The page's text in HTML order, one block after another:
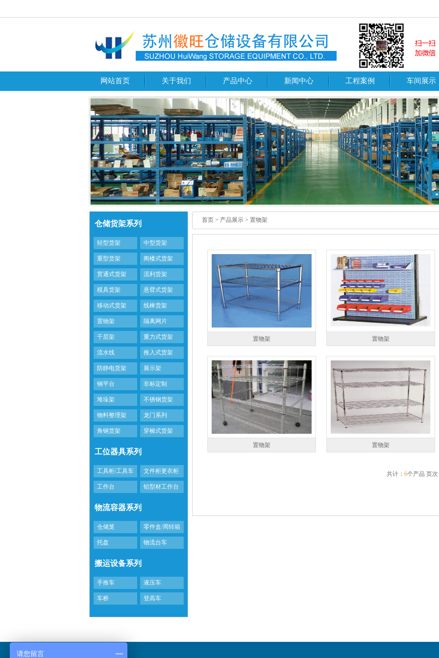
网站首页 关于我们 产品中心 新闻中心 工程案例 车间展示
仓储货架系列
轻型货架 中型货架
重型货架 阁楼式货架
贯通式货架 流利货架
模具货架 悬臂式货架
移动式货架 线棒货架
置物架 隔离网片
千层架 重力式货架
流水线 推入式货架
防静电货架 展示架
钢平台 非标定制
堆垛架 不锈钢货架
物料整理架 龙门系列
角钢货架 穿梭式货架
工位器具系列
工具柜/工具车 文件柜更衣柜
工作台 铝型材工作台
物流容器系列
仓储笼 零件盒/周转箱
托盘 物流台车
搬运设备系列
手推车 液压车
车桥 登高车
首页 > 产品展示 > 置物架
置物架 置物架
置物架 置物架
共计： 6个产品 页次
请您留言